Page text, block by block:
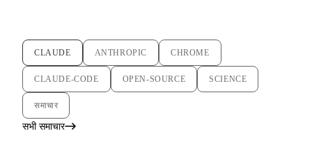
CLAUDE ANTHROPIC CHROME
CLAUDE-CODE OPEN-SOURCE SCIENCE
समाचार
सभी समाचार